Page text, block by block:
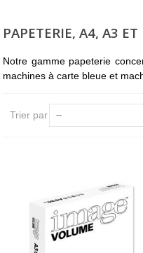
PAPETERIE, A4, A3
Notre gamme papeterie
machines à carte bleue et
Trier par --